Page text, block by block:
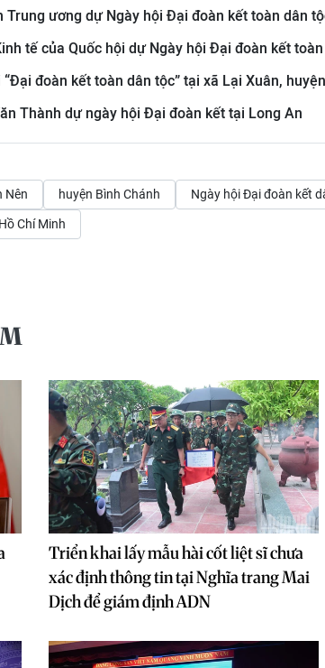
Trung ương dự Ngày hội Đại đoàn kết toàn dân
tế của Quốc hội dự Ngày hội Đại đoàn kết
đoàn kết toàn dân tộc” tại xã Lại Xuân,
Thành dự ngày hội Đại đoàn kết tại Long An
Nên huyện Bình Chánh Ngày hội Đại đoàn kết
Chí Minh
Triển khai lấy mẫu hài cốt liệt sĩ chưa
xác định thông tin tại Nghĩa trang Mai
Dịch để giám định ADN